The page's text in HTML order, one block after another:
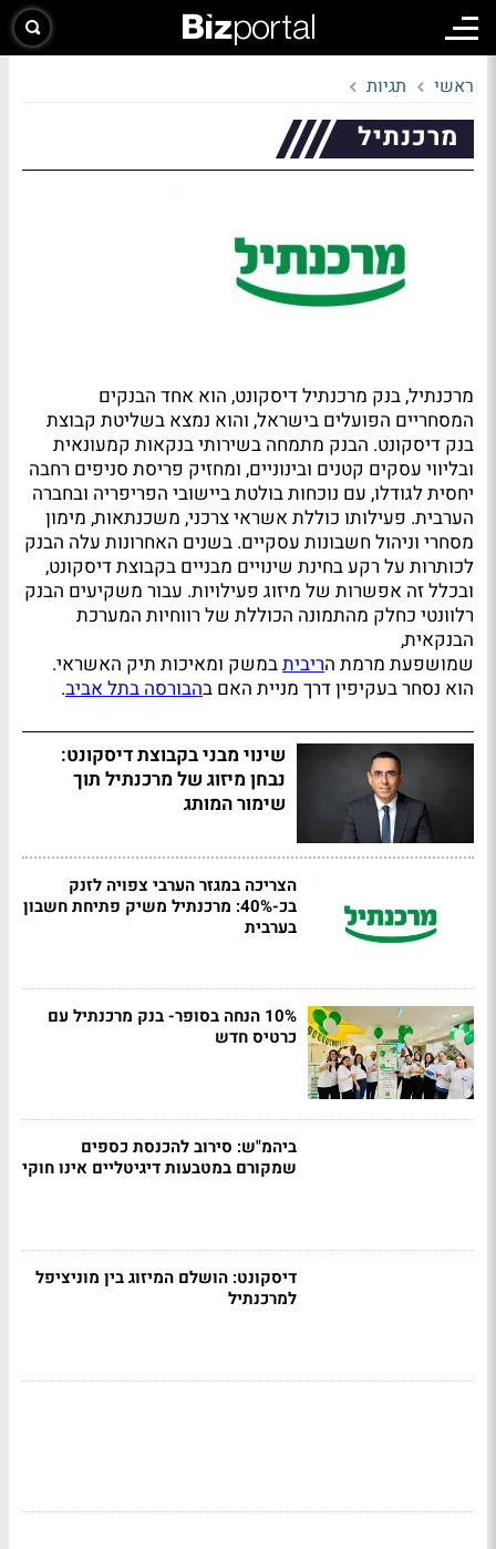
ראשי תגיות
מרכנתיל
מרכנתיל, בנק מרכנתיל דיסקונט, הוא אחד הבנקים
המסחריים הפועלים בישראל, והוא נמצא בשליטת קבוצת
בנק דיסקונט. הבנק מתמחה בשירותי בנקאות קמעונאית
ובליווי עסקים קטנים ובינוניים, ומחזיק פריסת סניפים רחבה
יחסית לגודלו, עם נוכחות בולטת ביישובי הפריפריה ובחברה
הערבית. פעילותו כוללת אשראי צרכני, משכנתאות, מימון
מסחרי וניהול חשבונות עסקיים. בשנים האחרונות עלה הבנק
לכותרות על רקע בחינת שינויים מבניים בקבוצת דיסקונט,
ובכלל זה אפשרות של מיזוג פעילויות. עבור משקיעים הבנק
רלוונטי כחלק מהתמונה הכוללת של רווחיות המערכת
הבנקאית,
שמושפעת מרמת הריביתבמשק ומאיכות תיק האשראי.
הוא נסחר בעקיפין דרך מניית האם בהבורסה בתל אביב.
שינוי מבני בקבוצת דיסקונט:
נבחן מיזוג של מרכנתיל תוך
שימור המותג
הצריכה במגזר הערבי צפויה לזנק
בכ-40%: מרכנתיל משיק פתיחת חשבון
בערבית
10% הנחה בסופר- בנק מרכנתיל עם
כרטיס חדש
ביהמ"ש: סירוב להכנסת כספים
שמקורם במטבעות דיגיטליים אינו חוקי
דיסקונט: הושלם המיזוג בין מוניציפל
למרכנתיל